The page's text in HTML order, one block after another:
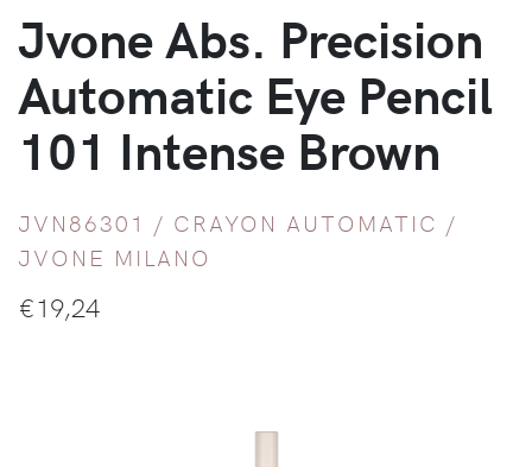
Jvone Abs. Precision
Automatic Eye Pencil
101 Intense Brown
JVN86301 / CRAYON AUTOMATIC /
JVONE MILANO
€19,24